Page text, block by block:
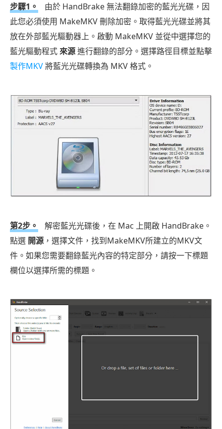
步驟1。
由於 HandBrake 無法翻錄加密的藍光光碟，因
此您必須使用 MakeMKV 刪除加密。取得藍光光碟並將其
放在外部藍光驅動器上。啟動 MakeMKV 並從中選擇您的
藍光驅動程式來源進行翻錄的部分。選擇路徑目標並點擊
製作MKV將藍光光碟轉換為 MKV 格式。
第2步。
解密藍光光碟後，在 Mac 上開啟 HandBrake。
點選 開源 ，選擇文件，找到MakeMKV所建立的MKV文
件。如果您需要翻錄藍光內容的特定部分，請按一下標題
欄位以選擇所需的標題。